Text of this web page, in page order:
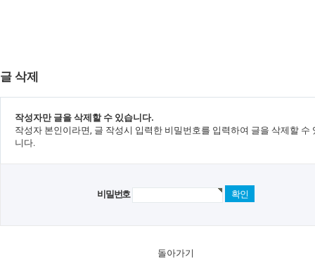
글 삭제
작성자만 글을 삭제할 수 있습니다.
작성자 본인이라면, 글 작성시 입력한 비밀번호를 입력하여 글을 삭제할 수
니다.
비밀번호
돌아가기